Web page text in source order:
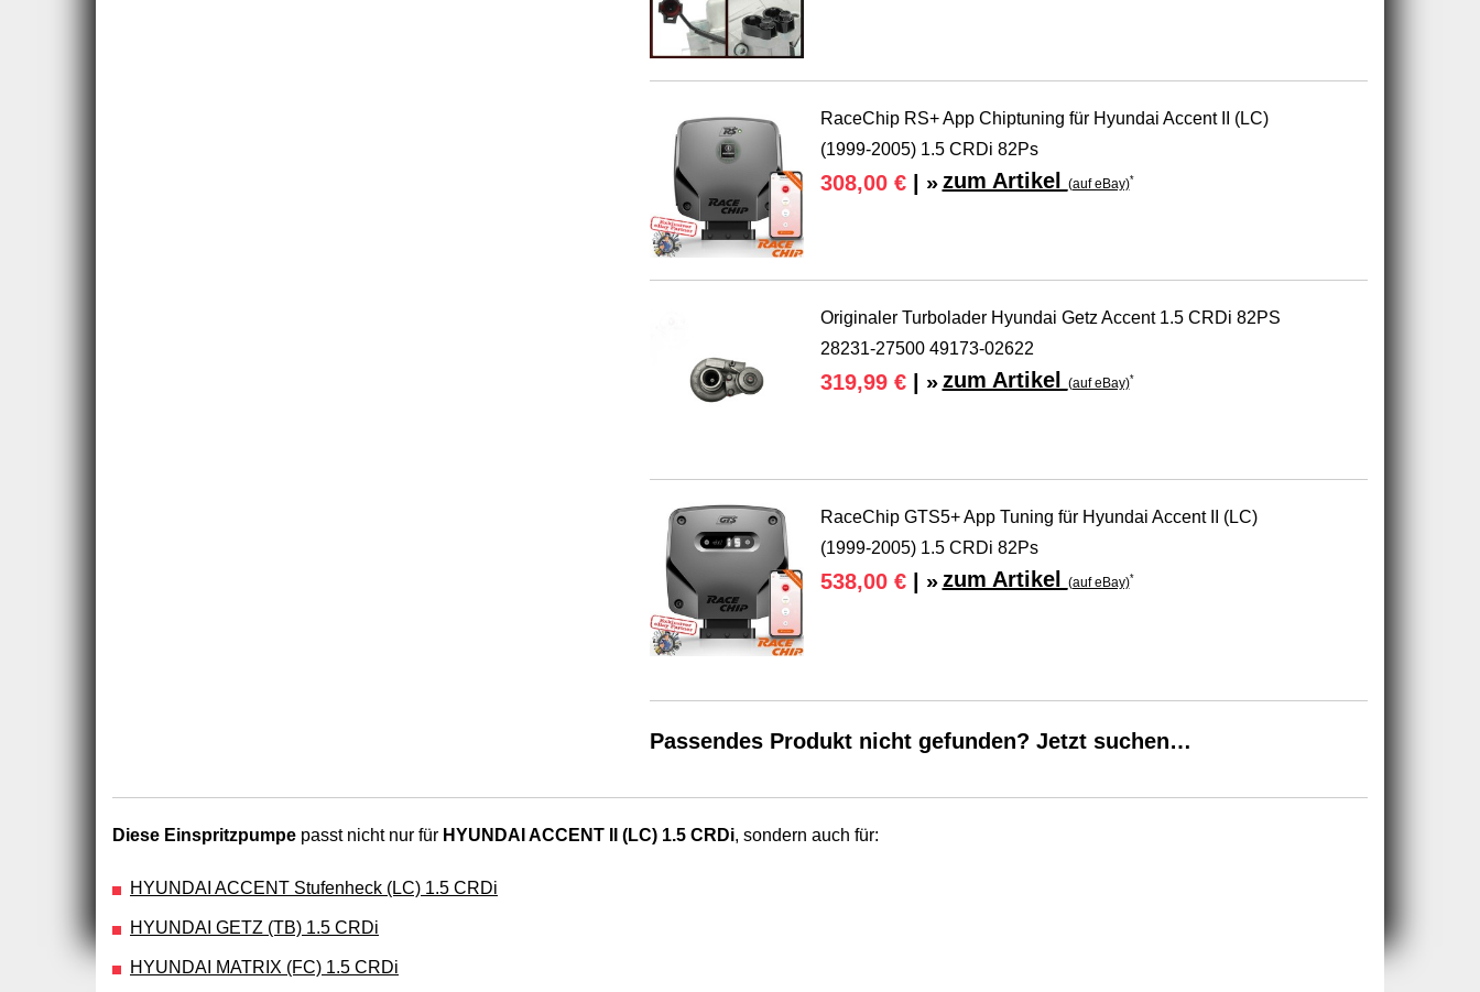
RaceChip RS+ App Chiptuning für Hyundai Accent II (LC)
(1999-2005) 1.5 CRDi 82Ps
308,00 €| » zum Artikel (auf eBay)*
Originaler Turbolader Hyundai Getz Accent 1.5 CRDi 82PS
28231-27500 49173-02622
319,99 €| » zum Artikel (auf eBay)*
RaceChip GTS5+ App Tuning für Hyundai Accent II (LC)
(1999-2005) 1.5 CRDi 82Ps
538,00 €| » zum Artikel (auf eBay)*
Passendes Produkt nicht gefunden? Jetzt suchen…
Diese Einspritzpumpe passt nicht nur für HYUNDAI ACCENT II (LC) 1.5 CRDi, sondern auch für:
HYUNDAI ACCENT Stufenheck (LC) 1.5 CRDi
HYUNDAI GETZ (TB) 1.5 CRDi
HYUNDAI MATRIX (FC) 1.5 CRDi